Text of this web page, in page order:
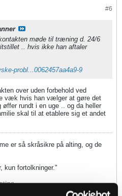
#6
møde til træning d. 24/6
.. hvis ikke han aftaler
probl...0062457aa4a9-9
over uden forbehold ved
væk hvis han vælger at gøre det
øffer rundt i en uge .. og da heller
skal til at etablere sig et andet
er så skråsikre på alting, og de
kun fortolkninger."
...